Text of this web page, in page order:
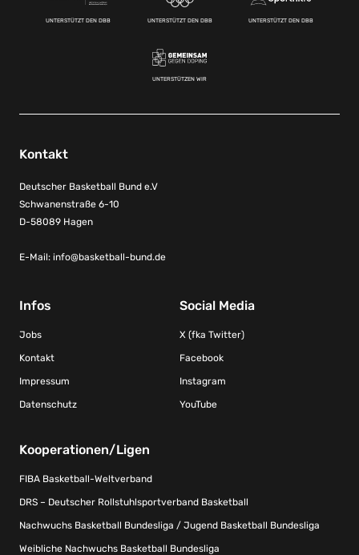
UNTERSTÜTZT DEN DBB UNTERSTÜTZT DEN DBB UNTERSTÜTZT DEN DBB
UNTERSTÜTZEN WIR
Kontakt
Deutscher Basketball Bund e.V
Schwanenstraße 6-10
D-58089 Hagen
E-Mail: info@basketball-bund.de
Infos
Jobs
Kontakt
Impressum
Datenschutz
Social Media
X (fka Twitter)
Facebook
Instagram
YouTube
Kooperationen/Ligen
FIBA Basketball-Weltverband
DRS – Deutscher Rollstuhlsportverband Basketball
Nachwuchs Basketball Bundesliga / Jugend Basketball Bundesliga
Weibliche Nachwuchs Basketball Bundesliga